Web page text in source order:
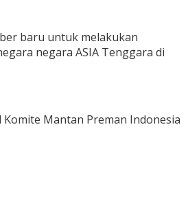
baru untuk melakukan
negara ASIA Tenggara di
Komite Mantan Preman Indonesia